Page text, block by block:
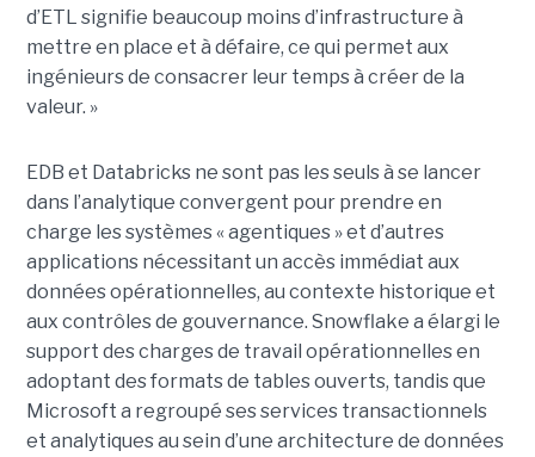
d’ETL signifie beaucoup moins d’infrastructure à
mettre en place et à défaire, ce qui permet aux
ingénieurs de consacrer leur temps à créer de la
valeur. »
EDB et Databricks ne sont pas les seuls à se lancer
dans l’analytique convergent pour prendre en
charge les systèmes « agentiques » et d’autres
applications nécessitant un accès immédiat aux
données opérationnelles, au contexte historique et
aux contrôles de gouvernance. Snowflake a élargi le
support des charges de travail opérationnelles en
adoptant des formats de tables ouverts, tandis que
Microsoft a regroupé ses services transactionnels
et analytiques au sein d’une architecture de données